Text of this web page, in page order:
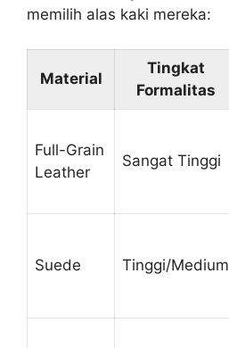
memilih alas kaki mereka:
Material
Tingkat
Formalitas
Full-Grain
Leather
Sangat Tinggi
Suede Tinggi/Medium